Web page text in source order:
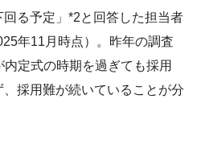
回る予定」*2と回答した担当者
年11月時点）。昨年の調査
定式の時期を過ぎても採用
採用難が続いていることが分